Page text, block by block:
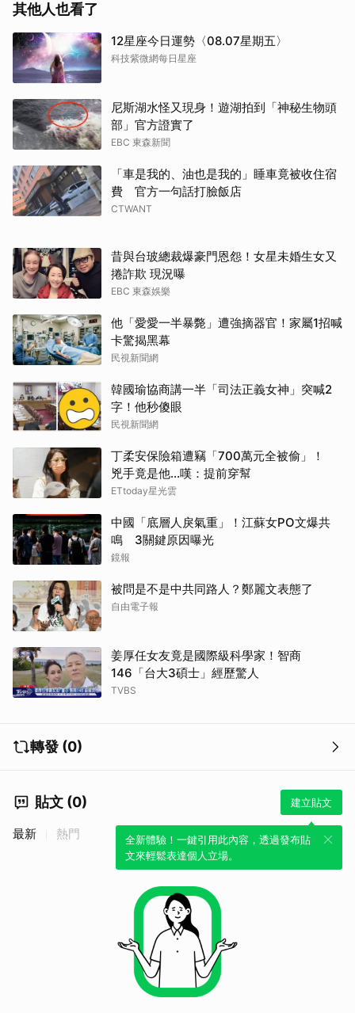
其他人也看了
12星座今日運勢〈08.07星期五〉
科技紫微網每日星座
尼斯湖水怪又現身！遊湖拍到「神秘生物頭
部」官方證實了
EBC 東森新聞
「車是我的、油也是我的」睡車竟被收住宿
費 官方一句話打臉飯店
CTWANT
昔與台玻總裁爆豪門恩怨！女星未婚生女又
捲詐欺 現況曝
EBC 東森娛樂
他「愛愛一半暴斃」遭強摘器官！家屬1招喊
卡驚揭黑幕
民視新聞網
韓國瑜協商講一半「司法正義女神」突喊2
字！他秒傻眼
民視新聞網
丁柔安保險箱遭竊「700萬元全被偷」！
兇手竟是他...嘆：提前穿幫
ETtoday星光雲
中國「底層人戾氣重」！江蘇女PO文爆共
鳴 3關鍵原因曝光
鏡報
被問是不是中共同路人？鄭麗文表態了
自由電子報
姜厚任女友竟是國際級科學家！智商
146「台大3碩士」經歷驚人
TVBS
轉發 (0)
貼文 (0) 建立貼文
全新體驗！一鍵引用此內容，透過發布貼
文來輕鬆表達個人立場。
最新 熱門